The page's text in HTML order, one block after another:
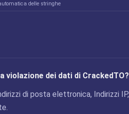
delle stringhe
violazione dei dati di CrackedTO?
di posta elettronica, Indirizzi IP,